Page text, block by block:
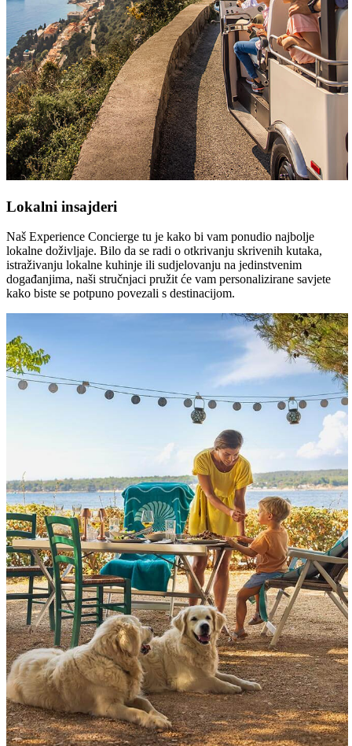
Lokalni insajderi
Naš Experience Concierge tu je kako bi vam ponudio najbolje
lokalne doživljaje. Bilo da se radi o otkrivanju skrivenih kutaka,
istraživanju lokalne kuhinje ili sudjelovanju na jedinstvenim
događanjima, naši stručnjaci pružit će vam personalizirane savjete
kako biste se potpuno povezali s destinacijom.